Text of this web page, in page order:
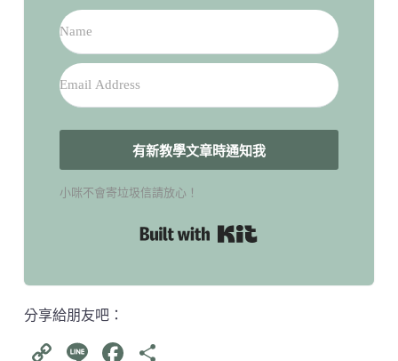
有新教學文章時通知我
小咪不會寄垃圾信請放心！
分享給朋友吧：
C
Li
Fa